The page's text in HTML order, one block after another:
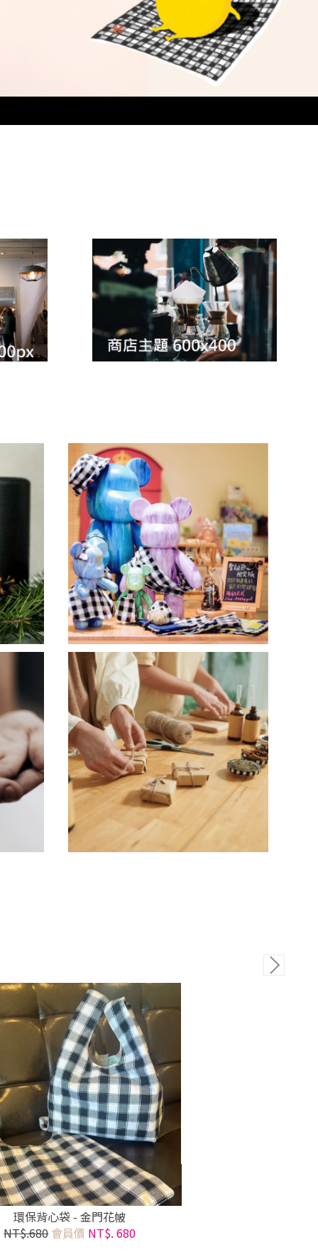
環保背心袋 - 金門花帔
NT$.680會員價 NT$. 680